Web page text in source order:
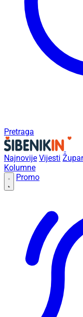
Pretraga
Najnovije Vijesti
Kolumne
Promo